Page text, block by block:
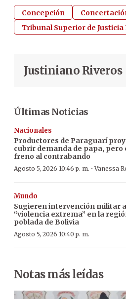
Concepción
Tribunal Superior de Justicia
Justiniano Riveros
Últimas Noticias
Nacionales
Productores de Paraguarí
cubrir demanda de papa, pero
freno al contrabando
Agosto 5, 2026 10:46 p. m. ·Vanessa
Mundo
Sugieren intervención militar
“violencia extrema” en la
poblada de Bolivia
Agosto 5, 2026 10:40 p. m.
Notas más leídas